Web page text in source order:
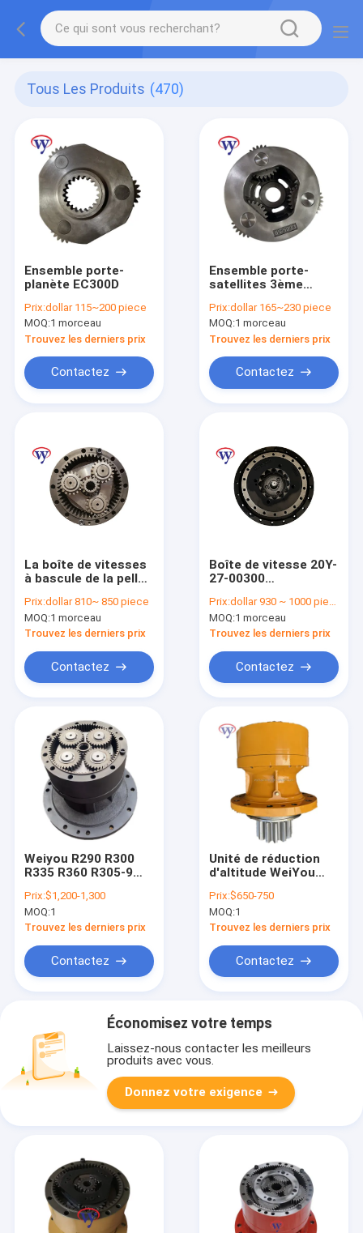
Tous Les Produits (470)
Ensemble porte-
planète EC300D
Prix:dollar 115~200 piece
MOQ:1 morceau
Trouvez les derniers prix
Contactez
Ensemble porte-
satellites 3ème
déplacement
Prix:dollar 165~230 piece
MOQ:1 morceau
Trouvez les derniers prix
Contactez
La boîte de vitesses
à bascule de la pelle
Prix:dollar 810~ 850 piece
MOQ:1 morceau
Trouvez les derniers prix
Contactez
Boîte de vitesse 20Y-
27-00300
réduction de Gearbox
PC230-6 PC200-8
d'excavatrice de
Prix:dollar 930 ~ 1000 piece
MOQ:1 morceau
Trouvez les derniers prix
Contactez
Weiyou R290 R300
R335 R360 R305-9
Reducteur de
balancement de
l'excavatrice Boîte
réducteur rotatif
31N9-10181 31N9-
Prix:$1,200-1,300
MOQ:1
Trouvez les derniers prix
Contactez
Unité de réduction
d'altitude WeiYou
Hyundai Robex R210
R210LC7 Boîte de
vitesses 31N6-10180
Prix:$650-750
MOQ:1
Trouvez les derniers prix
Contactez
Économisez votre temps
Laissez-nous contacter les meilleurs
produits avec vous.
Donnez votre exigence